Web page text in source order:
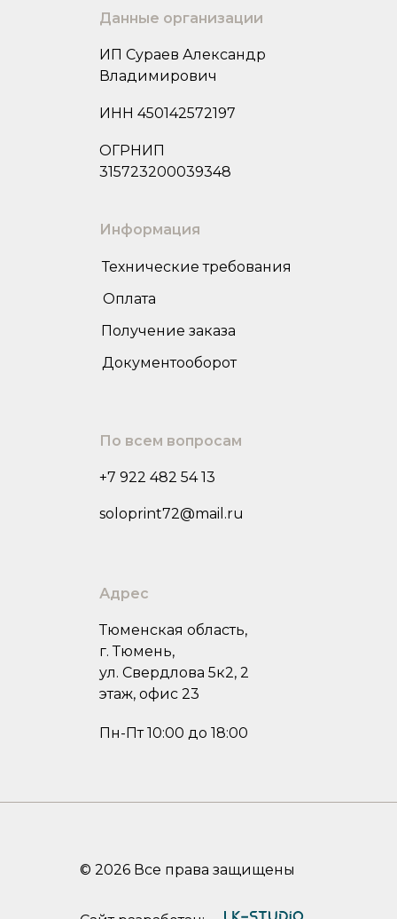
© 2026 Все права защищены
Тюменская область,
г. Тюмень,
ул. Свердлова 5к2, 2
этаж, офис 23
Пн-Пт 10:00 до 18:00
Адрес
+7 922 482 54 13
soloprint72@mail.ru
По всем вопросам
ИП Сураев Александр
Владимирович
ОГРНИП
315723200039348
ИНН 450142572197
Данные организации
Информация
Технические требования
Оплата
Получение заказа
Документооборот